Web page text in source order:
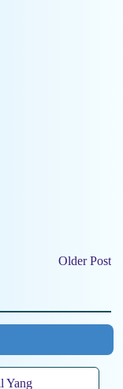
Older Post
Yang